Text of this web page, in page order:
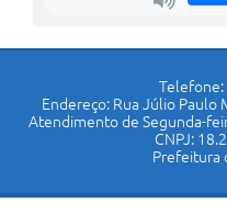
Telefone:
Endereço: Rua Júlio Paulo
Atendimento de Segunda-
CNPJ:
Prefeitura